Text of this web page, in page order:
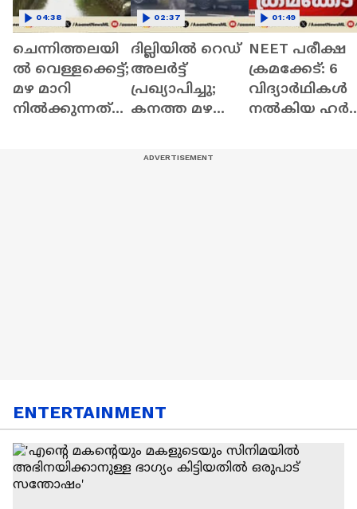
ചെന്നിത്തലയി
ൽ വെള്ളക്കെട്ട്;
മഴ മാറി
നിൽക്കുന്നത്
04:38
ദില്ലിയിൽ റെഡ്
അലർട്ട്
പ്രഖ്യാപിച്ചു;
കനത്ത മഴ
02:37
NEET പരീക്ഷ
ക്രമക്കേട്: 6
വിദ്യാർഥികൾ
നൽകിയ ഹർജി
01:49
ENTERTAINMENT